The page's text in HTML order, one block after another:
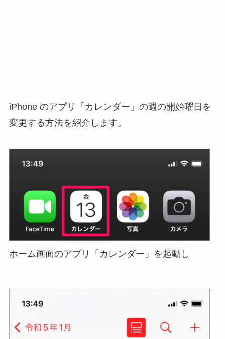
iPhone のアプリ「カレンダー」の週の開始曜日を
変更する方法を紹介します。
ホーム画面のアプリ「カレンダー」を起動し